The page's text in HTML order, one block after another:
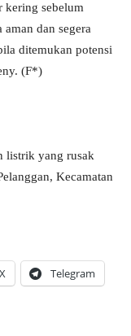
kering sebelum
dan segera
ditemukan potensi
(F*)
listrik yang rusak
Kecamatan
X Telegram